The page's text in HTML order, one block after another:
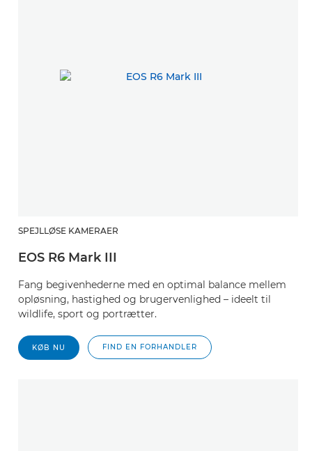
SPEJLLØSE KAMERAER
EOS R6 Mark III
Fang begivenhederne med en optimal balance mellem
opløsning, hastighed og brugervenlighed – ideelt til
wildlife, sport og portrætter.
KØB NU FIND EN FORHANDLER